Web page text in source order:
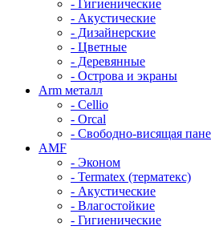
- Гигиенические
- Акустические
- Дизайнерские
- Цветные
- Деревянные
- Острова и экраны
Arm металл
- Cellio
- Orcal
- Свободно-висящая
AMF
- Эконом
- Termatex (терматекс)
- Акустические
- Влагостойкие
- Гигиенические